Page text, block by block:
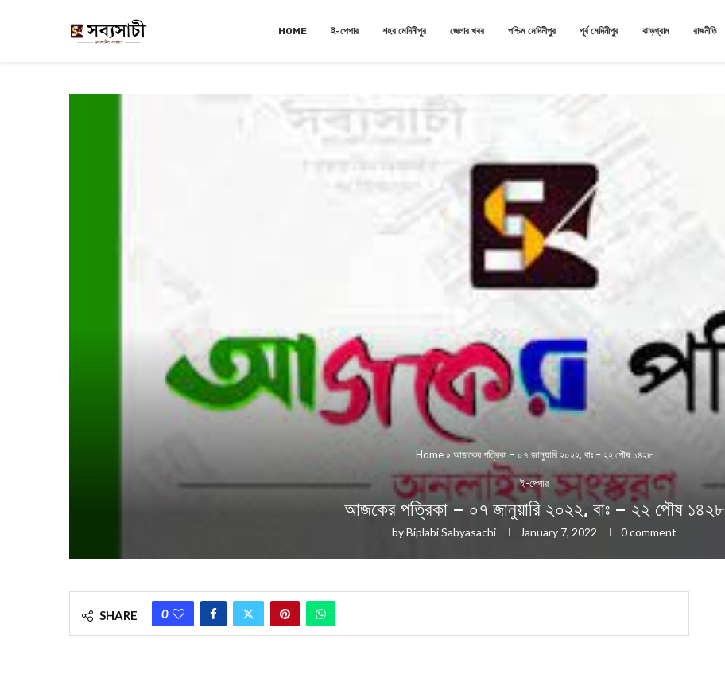
HOME ই-পেপার শহর মেদিনীপুর জেলার খবর পশ্চিম মেদিনীপুর পূর্ব মেদিনীপুর ঝাড়গ্রাম রাজনীতি
Home » আজকের পত্রিকা – ০৭ জানুয়ারি ২০২২, বাঃ – ২২ পৌষ ১৪২৮
ই-পেপার
আজকের পত্রিকা – ০৭ জানুয়ারি ২০২২, বাঃ – ২২ পৌষ ১৪২৮
byBiplabi Sabyasachi January 7, 2022 0 comment
SHARE 0